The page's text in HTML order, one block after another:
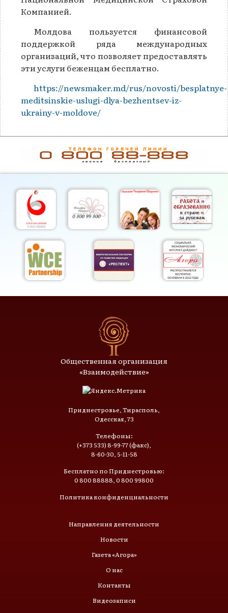
Компанией.
Молдова пользуется финансовой
поддержкой ряда международных
организаций, что позволяет предоставлять
эти услуги беженцам бесплатно.
https://newsmaker.md/rus/novosti/besplatnye-
meditsinskie-uslugi-dlya-bezhentsev-iz-
ukrainy-v-moldove/
Общественная организация
«Взаимодействие»
Приднестровье, Тирасполь,
Одесская, 73
Телефоны:
(+373 533) 8-99-77 (факс),
8-60-30, 5-11-58
Бесплатно по Приднестровью:
0 800 88888, 0 800 99800
Политика конфиденциальности
Направления деятельности
Новости
Газета «Агора»
О нас
Контакты
Видеозаписи